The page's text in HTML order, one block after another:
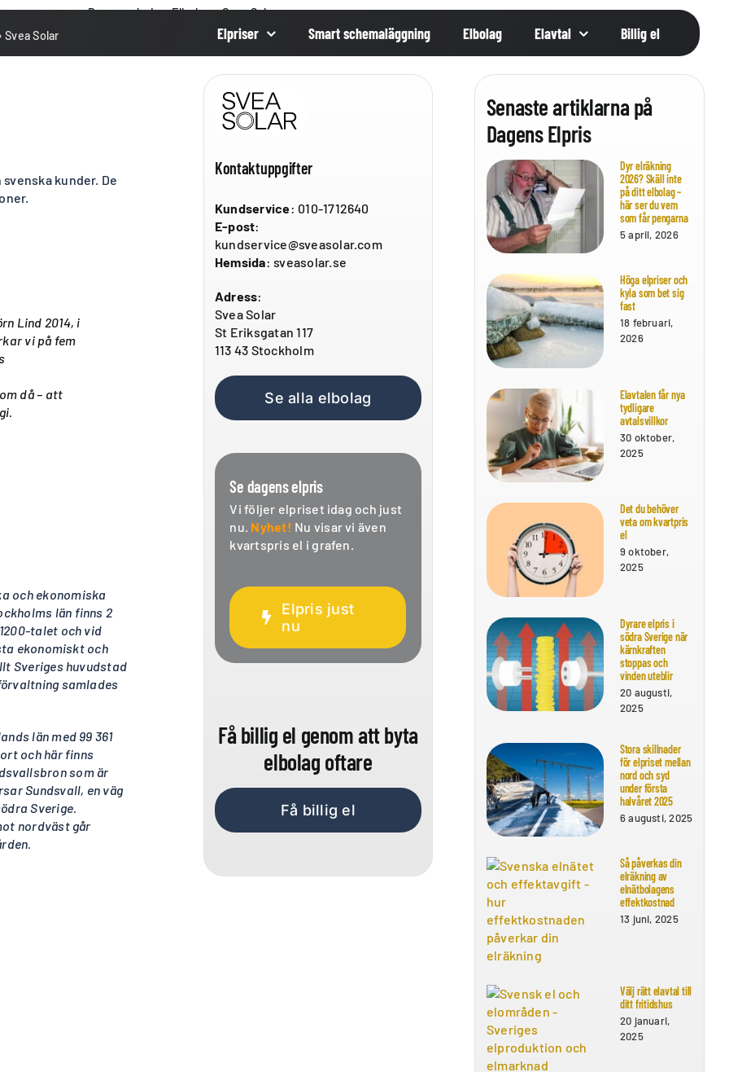
Svea Solar Elpriser Smart schemaläggning Elbolag Elavtal Billig el
Dagens elpris»Elbolag»Svea Solar
kunder. De
Lind 2014, i
vi på fem
då – att
och ekonomiska
län finns 2
talet och vid
ekonomiskt och
Sveriges huvudstad
samlades
län med 99 361
och här finns
som är
Sundsvall, en väg
Sverige.
nordväst går
Kontaktuppgifter
Kundservice: 010-1712640
E-post:
kundservice@sveasolar.com
Hemsida: sveasolar.se
Adress:
Svea Solar
St Eriksgatan 117
113 43 Stockholm
Se alla elbolag
Se dagens elpris
Vi följer elpriset idag och just
nu. Nyhet! Nu visar vi även
kvartspris el i grafen.
Elpris just
nu
Få billig el genom att byta
elbolag oftare
Få billig el
Senaste artiklarna på
Dagens Elpris
Dyr elräkning
2026? Skäll inte
på ditt elbolag –
här ser du vem
som får pengarna
5 april, 2026
Höga elpriser och
kyla som bet sig
fast
18 februari,
2026
Elavtalen får nya
tydligare
avtalsvillkor
30 oktober,
2025
Det du behöver
veta om kvartpris
el
9 oktober,
2025
Dyrare elpris i
södra Sverige när
kärnkraften
stoppas och
vinden uteblir
20 augusti,
2025
Stora skillnader
för elpriset mellan
nord och syd
under första
halvåret 2025
6 augusti, 2025
Så påverkas din
elräkning av
elnätbolagens
effektkostnad
13 juni, 2025
Välj rätt elavtal till
ditt fritidshus
20 januari,
2025